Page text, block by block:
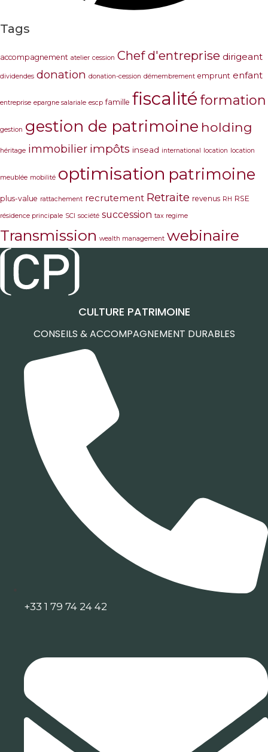
Tags
accompagnement atelier cession Chef d'entreprise dirigeant
dividendes donation donation-cession démembrement emprunt enfant
entreprise epargne salariale escp famille fiscalité formation
gestion gestion de patrimoine holding
héritage immobilier impôts insead international location location
meublée mobilité optimisation patrimoine
plus-value rattachement recrutement Retraite revenus RH RSE
résidence principale SCI société succession tax regime
Transmission wealth management webinaire
CULTURE PATRIMOINE
CONSEILS & ACCOMPAGNEMENT DURABLES
+33 1 79 74 24 42